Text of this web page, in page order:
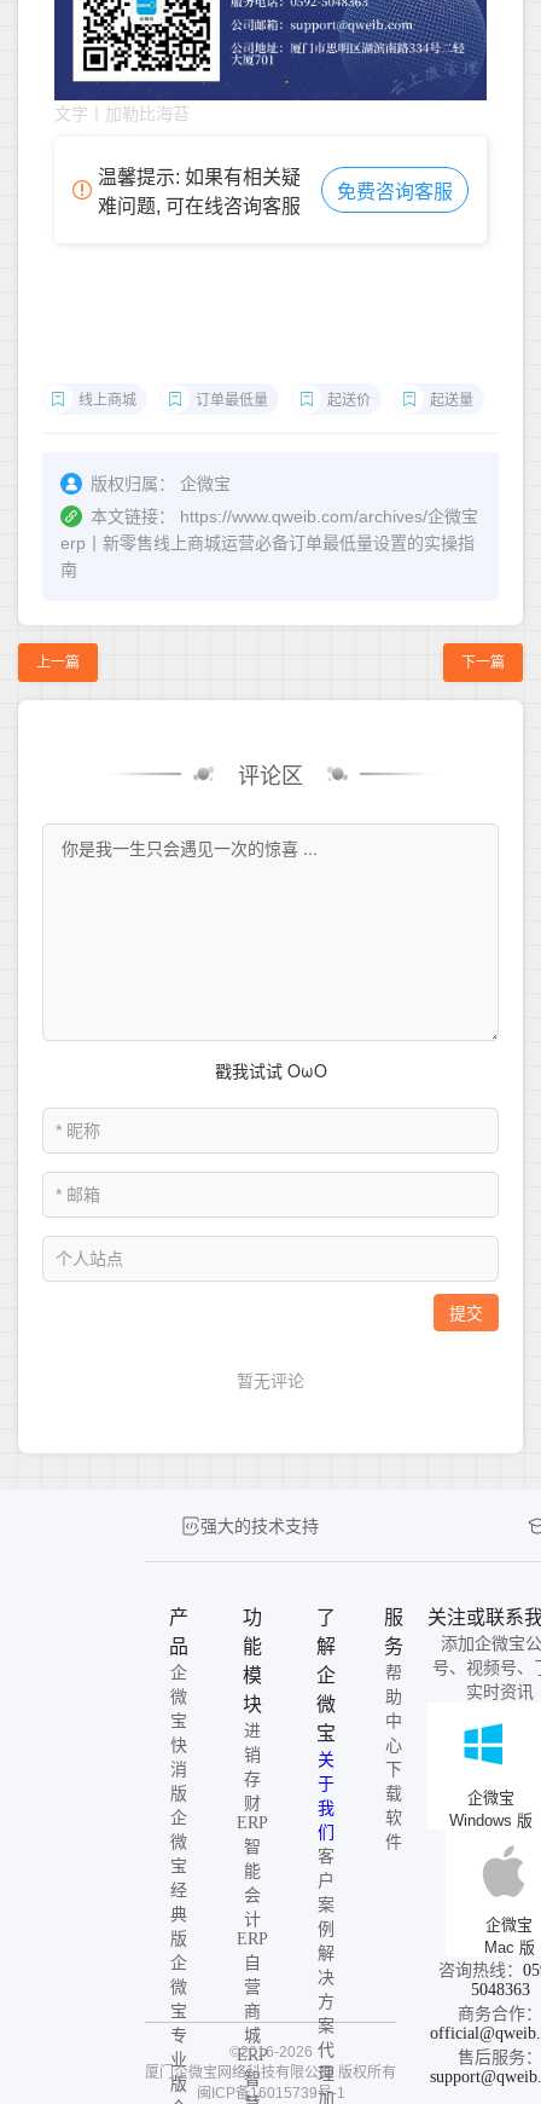
文字丨加勒比海苔
温馨提示: 如果有相关疑
难问题, 可在线咨询客服
免费咨询客服
线上商城 订单最低量 起送价 起送量
版权归属：
企微宝
本文链接：
https://www.qweib.com/archives/企微宝
erp丨新零售线上商城运营必备订单最低量设置的实操指
南
上一篇 下一篇
评论区
强大的技术支持
产
品
企
微
宝
快
消
版
企
微
宝
经
典
版
企
微
宝
专
业
版
功
能
模
块
进
销
存
财
ERP
智
能
会
计
ERP
自
营
商
城
ERP
智
了
解
企
微
宝
关
于
我
们
客
户
案
例
解
决
方
案
代
理
加
服
务
帮
助
中
心
下
载
软
件
关注或联系
添加企微宝
号、视频号、
实时资讯
企微宝
Windows 版
企微宝
Mac 版
咨询热线：
5048363
商务合作：
售后服务：
©2016-2026
厦门企微宝网络科技有限公司 版权所有
闽ICP备16015739号-1